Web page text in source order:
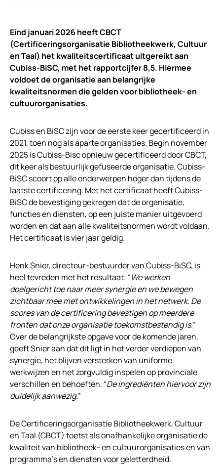
Eind januari 2026 heeft CBCT
(Certificeringsorganisatie Bibliotheekwerk, Cultuur
en Taal) het kwaliteitscertificaat uitgereikt aan
Cubiss-BiSC, met het rapportcijfer 8,5. Hiermee
voldoet de organisatie aan belangrijke
kwaliteitsnormen die gelden voor bibliotheek- en
cultuurorganisaties.
Cubiss en BiSC zijn voor de eerste keer gecertificeerd in
2021, toen nog als aparte organisaties. Begin november
2025 is Cubiss-Bisc opnieuw gecertificeerd door CBCT,
dit keer als bestuurlijk gefuseerde organisatie. Cubiss-
BiSC scoort op alle onderwerpen hoger dan tijdens de
laatste certificering. Met het certificaat heeft Cubiss-
BiSC de bevestiging gekregen dat de organisatie,
functies en diensten, op een juiste manier uitgevoerd
worden en dat aan alle kwaliteitsnormen wordt voldaan.
Het certificaat is vier jaar geldig.
Henk Snier, directeur-bestuurder van Cubiss-BiSC, is
heel tevreden met het resultaat: “We werken
doelgericht toe naar meer synergie en we bewegen
zichtbaar mee met ontwikkelingen in het netwerk. De
scores van de certificering bevestigen op meerdere
fronten dat onze organisatie toekomstbestendig is.”
Over de belangrijkste opgave voor de komende jaren,
geeft Snier aan dat dit ligt in het verder verdiepen van
synergie, het blijven versterken van uniforme
werkwijzen en het zorgvuldig inspelen op provinciale
verschillen en behoeften. “De ingrediënten hiervoor zijn
duidelijk aanwezig.”
De Certificeringsorganisatie Bibliotheekwerk, Cultuur
en Taal (CBCT) toetst als onafhankelijke organisatie de
kwaliteit van bibliotheek- en cultuurorganisaties en van
programma’s en diensten voor geletterdheid.